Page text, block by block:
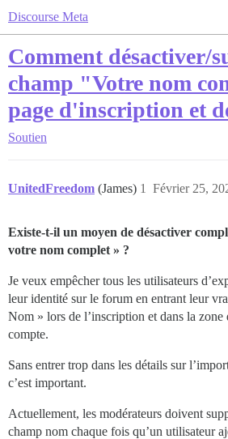
Discourse Meta
Comment désactiver/
champ "Votre nom
page d'inscription et
Soutien
UnitedFreedom (James) Février 25,
1
Existe-t-il un moyen de désactiver
votre nom complet » ?
Je veux empêcher tous les utilisateurs
leur identité sur le forum en entrant leur
Nom » lors de l’inscription et dans la zone
compte.
Sans entrer trop dans les détails sur
c’est important.
Actuellement, les modérateurs doivent
champ nom chaque fois qu’un utilisateur